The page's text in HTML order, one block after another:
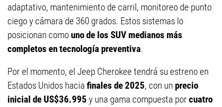
adaptativo, mantenimiento de carril, monitoreo de punto
ciego y cámara de 360 grados. Estos sistemas lo
posicionan comouno de los SUV medianos más
completos en tecnología preventiva.
Por el momento, el Jeep Cherokee tendrá su estreno en
Estados Unidos hacia finales de 2025, con un precio
inicial de US$36.995 y una gama compuesta porcuatro